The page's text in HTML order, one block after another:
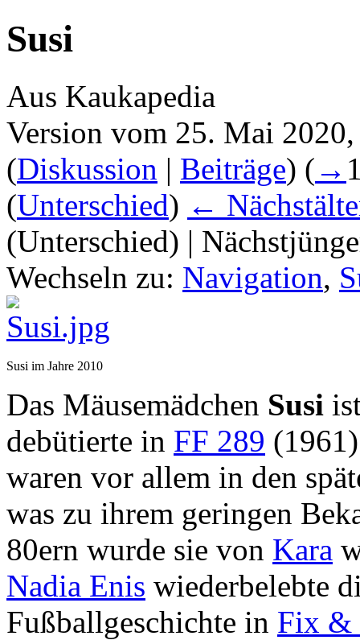
Susi
Aus Kaukapedia
Version vom 25. Mai
(Diskussion | Beiträge) ( →
(Unterschied) ←
(Unterschied) |
Wechseln zu: Navigation,
Susi im Jahre 2010
Das Mäusemädchen Susi
debütierte in FF 289
waren vor allem in den
was zu ihrem geringen
80ern wurde sie von Kara
Nadia Enis wiederbelebte
Fußballgeschichte in Fix &